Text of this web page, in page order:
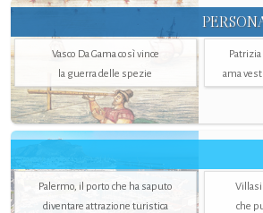
Vasco Da Gama così vince
la guerra delle spezie
ama
Palermo, il porto che ha saputo
diventare attrazione turistica
che